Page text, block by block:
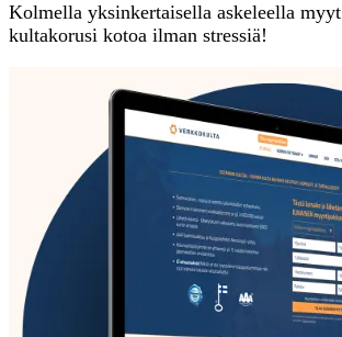
Kolmella yksinkertaisella askeleella myyt
kultakorusi kotoa ilman stressiä!